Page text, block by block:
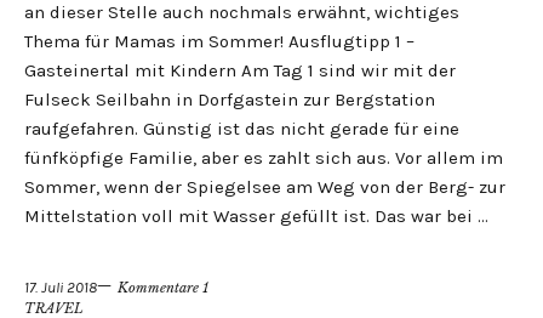
an dieser Stelle auch nochmals erwähnt, wichtiges
Thema für Mamas im Sommer! Ausflugtipp 1 –
Gasteinertal mit Kindern Am Tag 1 sind wir mit der
Fulseck Seilbahn in Dorfgastein zur Bergstation
raufgefahren. Günstig ist das nicht gerade für eine
fünfköpfige Familie, aber es zahlt sich aus. Vor allem im
Sommer, wenn der Spiegelsee am Weg von der Berg- zur
Mittelstation voll mit Wasser gefüllt ist. Das war bei …
17. Juli 2018
Kommentare 1
TRAVEL